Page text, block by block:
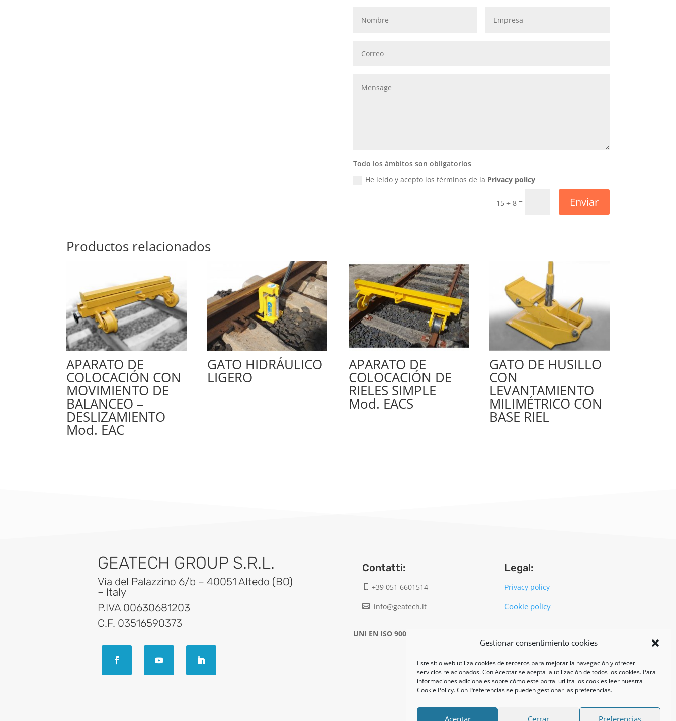
Gestionar consentimiento cookies
Este sitio web utiliza cookies de terceros para mejorar la navegación y ofrecer
servicios relacionados. Con Aceptar se acepta la utilización de todos los cookies. Para
informaciones adicionales sobre cómo este portal utiliza los cookies leer nuestra
Cookie Policy. Con Preferencias se pueden gestionar las preferencias.
Aceptar Cerrar Preferencias
Todo los ámbitos son obligatorios
He leido y acepto los términos de la Privacy policy
15 + 8= Enviar
Productos relacionados
APARATO DE
COLOCACIÓN CON
MOVIMIENTO DE
BALANCEO –
DESLIZAMIENTO
Mod. EAC
GATO HIDRÁULICO
LIGERO
APARATO DE
COLOCACIÓN DE
RIELES SIMPLE
Mod. EACS
GATO DE HUSILLO
CON
LEVANTAMIENTO
MILIMÉTRICO CON
BASE RIEL
GEATECH GROUP S.R.L.
Via del Palazzino 6/b – 40051 Altedo (BO)
– Italy
P.IVA 00630681203
C.F. 03516590373
Contatti:
 +39 051 6601514
 info@geatech.it
UNI EN ISO 9001: 2015
Legal:
Privacy policy
Cookie policy